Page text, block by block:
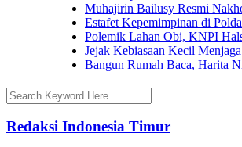
Muhajirin Bailusy Resmi
Estafet Kepemimpinan di Polda
Polemik Lahan Obi, KNPI
Jejak Kebiasaan Kecil Menjaga
Bangun Rumah Baca, Harita
Redaksi Indonesia Timur